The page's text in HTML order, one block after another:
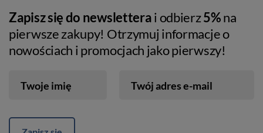
Zapisz się do newsletterai odbierz5%na
pierwsze zakupy! Otrzymuj informacje o
nowościach i promocjach jako pierwszy!
Twoje imię Twój adres e-mail